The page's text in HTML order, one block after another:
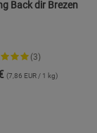
Back dir Brezen
(3)
(7,86 EUR / 1 kg)